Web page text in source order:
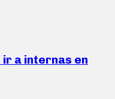
ir a internas en